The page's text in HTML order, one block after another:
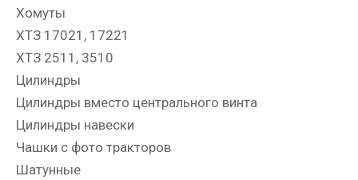
Хомуты
ХТЗ 17021, 17221
ХТЗ 2511, 3510
Цилиндры
Цилиндры вместо центрального винта
Цилиндры навески
Чашки с фото тракторов
Шатунные